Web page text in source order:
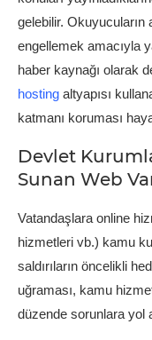
gelebilir. Okuyucuların
engellemek amacıyla
haber kaynağı olarak
hosting altyapısı
katmanı koruması
Devlet
Sunan Web
Vatandaşlara online
hizmetleri vb.) kamu
saldırıların öncelikli
uğraması, kamu
düzende sorunlara yol